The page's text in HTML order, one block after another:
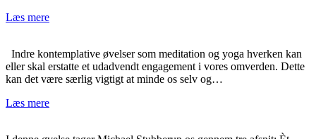
Læs mere
Indre kontemplative øvelser som meditation og yoga hverken kan
eller skal erstatte et udadvendt engagement i vores omverden. Dette
kan det være særlig vigtigt at minde os selv og…
Læs mere